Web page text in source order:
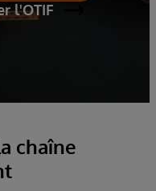
l'OTIF
chaîne